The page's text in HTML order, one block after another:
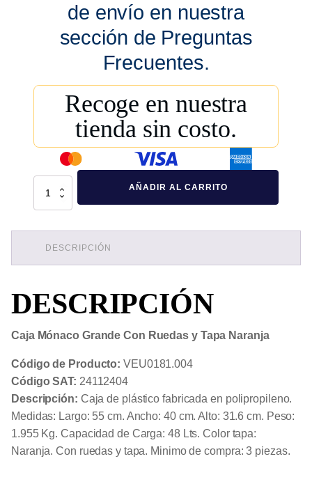
de envío en nuestra
sección de Preguntas
Frecuentes.
Recoge en nuestra
tienda sin costo.
Mónaco
Tapa
AÑADIR AL CARRITO
DESCRIPCIÓN
DESCRIPCIÓN
Caja Mónaco Grande Con Ruedas y Tapa Naranja
Código de Producto: VEU0181.004
Código SAT: 24112404
Descripción: Caja de plástico fabricada en polipropileno.
Medidas: Largo: 55 cm. Ancho: 40 cm. Alto: 31.6 cm. Peso:
1.955 Kg. Capacidad de Carga: 48 Lts. Color tapa:
Naranja. Con ruedas y tapa. Minimo de compra: 3 piezas.